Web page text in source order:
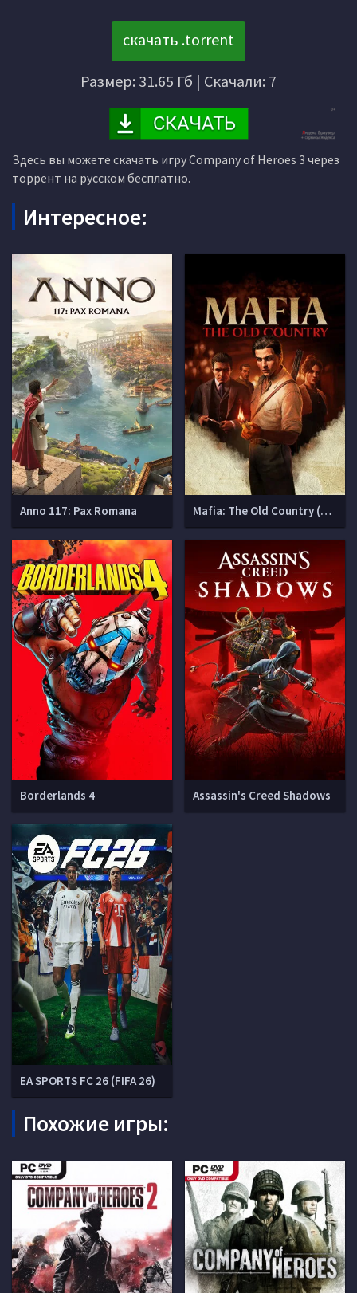
скачать .torrent
Размер: 31.65 Гб | Скачали: 7
Здесь вы можете скачать игру Company of Heroes 3 через
торрент на русском бесплатно.
Интересное:
Anno 117: Pax Romana Mafia: The Old Country (Мафия 4)
Borderlands 4 Assassin's Creed Shadows
EA SPORTS FC 26 (FIFA 26)
Похожие игры: